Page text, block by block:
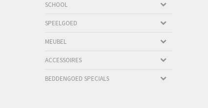
SCHOOL
SPEELGOED
MEUBEL
ACCESSOIRES
BEDDENGOED SPECIALS